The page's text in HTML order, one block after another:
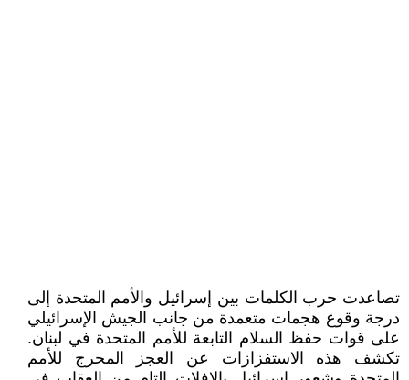
تصاعدت حرب الكلمات بين إسرائيل والأمم المتحدة إلى
درجة وقوع هجمات متعمدة من جانب الجيش الإسرائيلي
على قوات حفظ السلام التابعة للأمم المتحدة في لبنان.
تكشف هذه الاستفزازات عن العجز المحرج للأمم